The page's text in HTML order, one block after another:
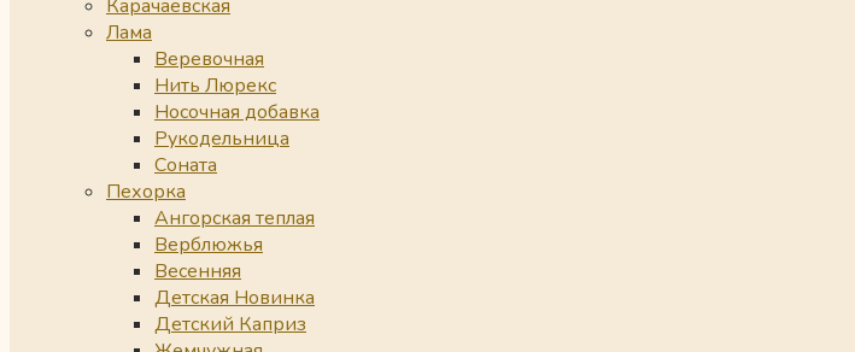
Карачаевская
Лама
Веревочная
Нить Люрекс
Носочная добавка
Рукодельница
Соната
Пехорка
Ангорская теплая
Верблюжья
Весенняя
Детская Новинка
Детский Каприз